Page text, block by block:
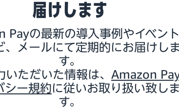
届けします
Payの最新の導入事例やイベント
、メールにて定期的にお届けし
す。
ただいた情報は、 Amazon
シー規約に従いお取り扱い致しま
す。